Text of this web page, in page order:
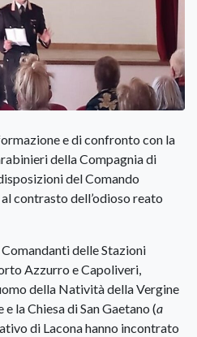
e di confronto con la
della Compagnia di
del Comando
contrasto dell’odioso reato
delle Stazioni
Azzurro e Capoliveri,
della Natività della Vergine
la Chiesa di San Gaetano (a
di Lacona hanno incontrato